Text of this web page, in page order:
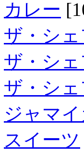
カレー
ザ・シ
ザ・シ
ザ・シ
ジャマ
スイーツ